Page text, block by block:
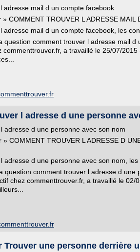
adresse mail d un compte facebook
COMMENT TROUVER L ADRESSE MAIL
adresse mail d un compte facebook, les
question comment trouver l adresse mail d
commenttrouver.fr, a travaillé le 25/07/
l adresse d une personne
adresse d une personne avec son nom
COMMENT TROUVER L ADRESSE D
adresse d une personne avec son nom, les
question comment trouver l adresse d une
chez commenttrouver.fr, a travaillé le 02/
Trouver une personne derrière